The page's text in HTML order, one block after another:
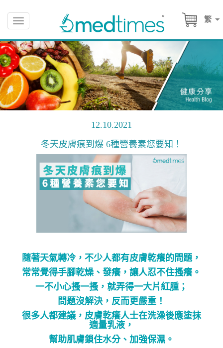
繁
Toggle
navigation
12.10.2021
冬天皮膚痕到爆 6種營養素您要知！
隨著天氣轉冷，不少人都有皮膚乾癢的問題，
常常覺得手腳乾燥、發癢， 讓人忍不住搔癢。
一不小心搔一搔，就弄得一大片紅腫；
問題沒解決，反而更嚴重！
很多人都建議， 皮膚乾癢人士在洗澡後應塗抹
適量乳液，
幫助肌膚鎖住水分、加強保濕。